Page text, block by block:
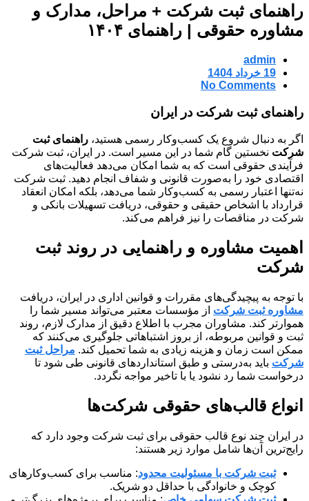
راهنمای ثبت شرکت + مراحل، مدارک و
مشاوره حقوقی | راهنمای ۱۴۰۴
admin
19 خرداد 1404
No Comments
راهنمای ثبت شرکت در ایران
اگر به دنبال شروع یک کسب‌وکار رسمی هستید، راهنمای ثبت
شرکت نخستین گام شما در این مسیر است. در ایران، ثبت شرکت
فرآیندی حقوقی است که به شما امکان می‌دهد فعالیت‌های
اقتصادی خود را به‌صورت قانونی و شفاف انجام دهید. ثبت شرکت
نه‌تنها اعتبار رسمی به کسب‌وکار شما می‌دهد، بلکه امکان انعقاد
قرارداد با اشخاص حقیقی و حقوقی، دریافت تسهیلات بانکی و
شرکت در مناقصات را نیز فراهم می‌کند.
اهمیت مشاوره و راهنمایی در روند ثبت
شرکت
با توجه به پیچیدگی‌های مقررات و قوانین اداری در ایران، دریافت
مشاوره ثبت شرکت از مؤسسات معتبر می‌تواند مسیر شما را
هموارتر کند. مشاوران مجرب با اطلاع دقیق از مدارک لازم، روند
ثبت و قوانین مربوطه، از بروز اشتباهاتی جلوگیری می‌کنند که
ممکن است زمان و هزینه زیادی به شما تحمیل کند. مراحل ثبت
شرکت باید به‌درستی و طبق استانداردهای قانونی طی شود تا
درخواست شما رد نشود یا با تاخیر مواجه نگردد.
انواع قالب‌های حقوقی شرکت‌ها
در ایران چند نوع قالب حقوقی برای ثبت شرکت وجود دارد که
رایج‌ترین آن‌ها شامل موارد زیر هستند:
ثبت شرکت با مسئولیت محدود: مناسب برای کسب‌وکارهای
کوچک و خانوادگی با حداقل دو شریک.